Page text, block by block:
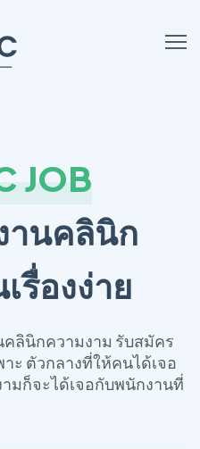
JOB
านคลินิก
รื่องง่าย
ลินิกความงาม รับสมัคร
ะ ตัวกลางที่ให้คนได้เจอ
มก็จะได้เจอกับพนักงานที่